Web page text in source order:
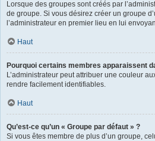
Lorsque des groupes sont créés par
de groupe. Si vous désirez créer un groupe
l’administrateur en premier lieu en lui
Haut
Pourquoi certains membres apparaissent
L’administrateur peut attribuer une couleur
rendre facilement identifiables.
Haut
Qu’est-ce qu’un « Groupe par défaut » ?
Si vous êtes membre de plus d’un groupe,